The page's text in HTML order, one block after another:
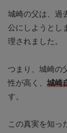
城崎の父は、過
公にしようとし
理されました。
つまり、城崎の
性が高く、 城崎
す。
この真実を知っ